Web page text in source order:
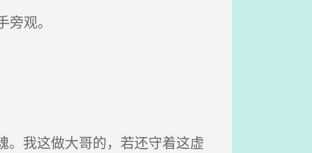
观。
我这做大哥的，若还守着这虚